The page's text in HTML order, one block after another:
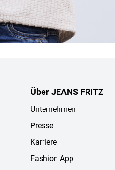
Über JEANS FRITZ
Unternehmen
Presse
Karriere
Fashion App